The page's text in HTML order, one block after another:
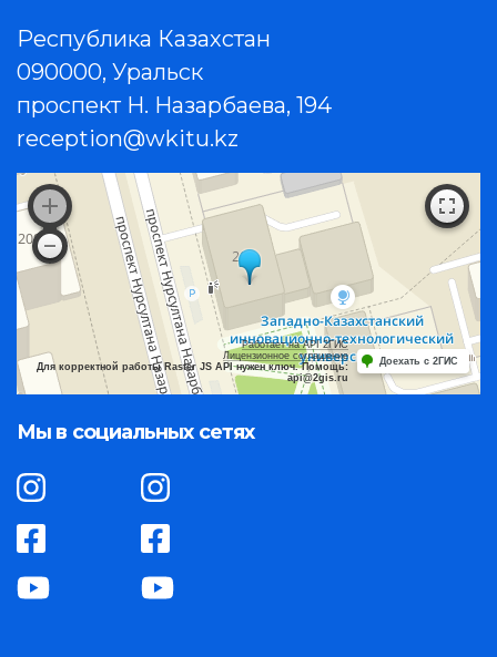
Республика Казахстан
090000, Уральск
проспект Н. Назарбаева, 194
reception@wkitu.kz
Работает на API 2ГИС
Лицензионное соглашение
Для корректной работы Raster JS API нужен ключ. Помощь:
api@2gis.ru
Доехать с 2ГИС
Мы в социальных сетях